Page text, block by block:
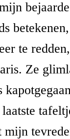
te
Ze
mijn